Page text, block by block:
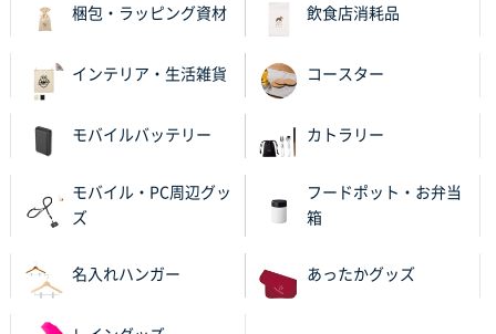
梱包・ラッピング資材 飲食店消耗品
インテリア・生活雑貨 コースター
モバイルバッテリー カトラリー
モバイル・PC周辺グッ
ズ
フードポット・お弁当
箱
名入れハンガー あったかグッズ